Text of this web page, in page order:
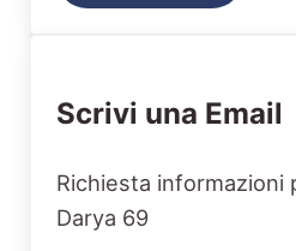
Scrivi una Email
Section
Richiesta informazioni
Darya 69